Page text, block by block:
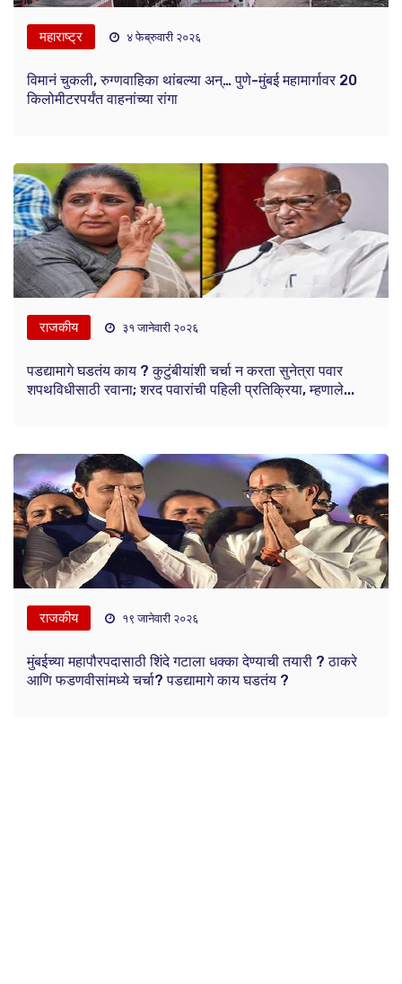
महाराष्ट्र ४ फेब्रुवारी २०२६
विमानं चुकली, रुग्णवाहिका थांबल्या अन्… पुणे-मुंबई महामार्गावर 20
किलोमीटरपर्यंत वाहनांच्या रांगा
राजकीय ३१ जानेवारी २०२६
पडद्यामागे घडतंय काय ? कुटुंबीयांशी चर्चा न करता सुनेत्रा पवार
शपथविधीसाठी रवाना; शरद पवारांची पहिली प्रतिक्रिया, म्हणाले...
राजकीय १९ जानेवारी २०२६
मुंबईच्या महापौरपदासाठी शिंदे गटाला धक्का देण्याची तयारी ? ठाकरे
आणि फडणवीसांमध्ये चर्चा? पडद्यामागे काय घडतंय ?